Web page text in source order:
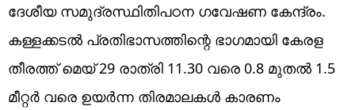
ദേശീയ സമുദ്രസ്ഥിതിപഠന ഗവേഷണ കേന്ദ്രം.
കള്ളക്കടല്‍ പ്രതിഭാസത്തിന്റെ ഭാഗമായി കേരള
തീരത്ത് മെയ് 29 രാത്രി 11.30 വരെ 0.8 മുതല്‍ 1.5
മീറ്റര്‍ വരെ ഉയര്‍ന്ന തിരമാലകള്‍ കാരണം